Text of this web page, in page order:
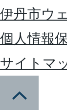
伊丹市ウ
個人情報
サイトマ